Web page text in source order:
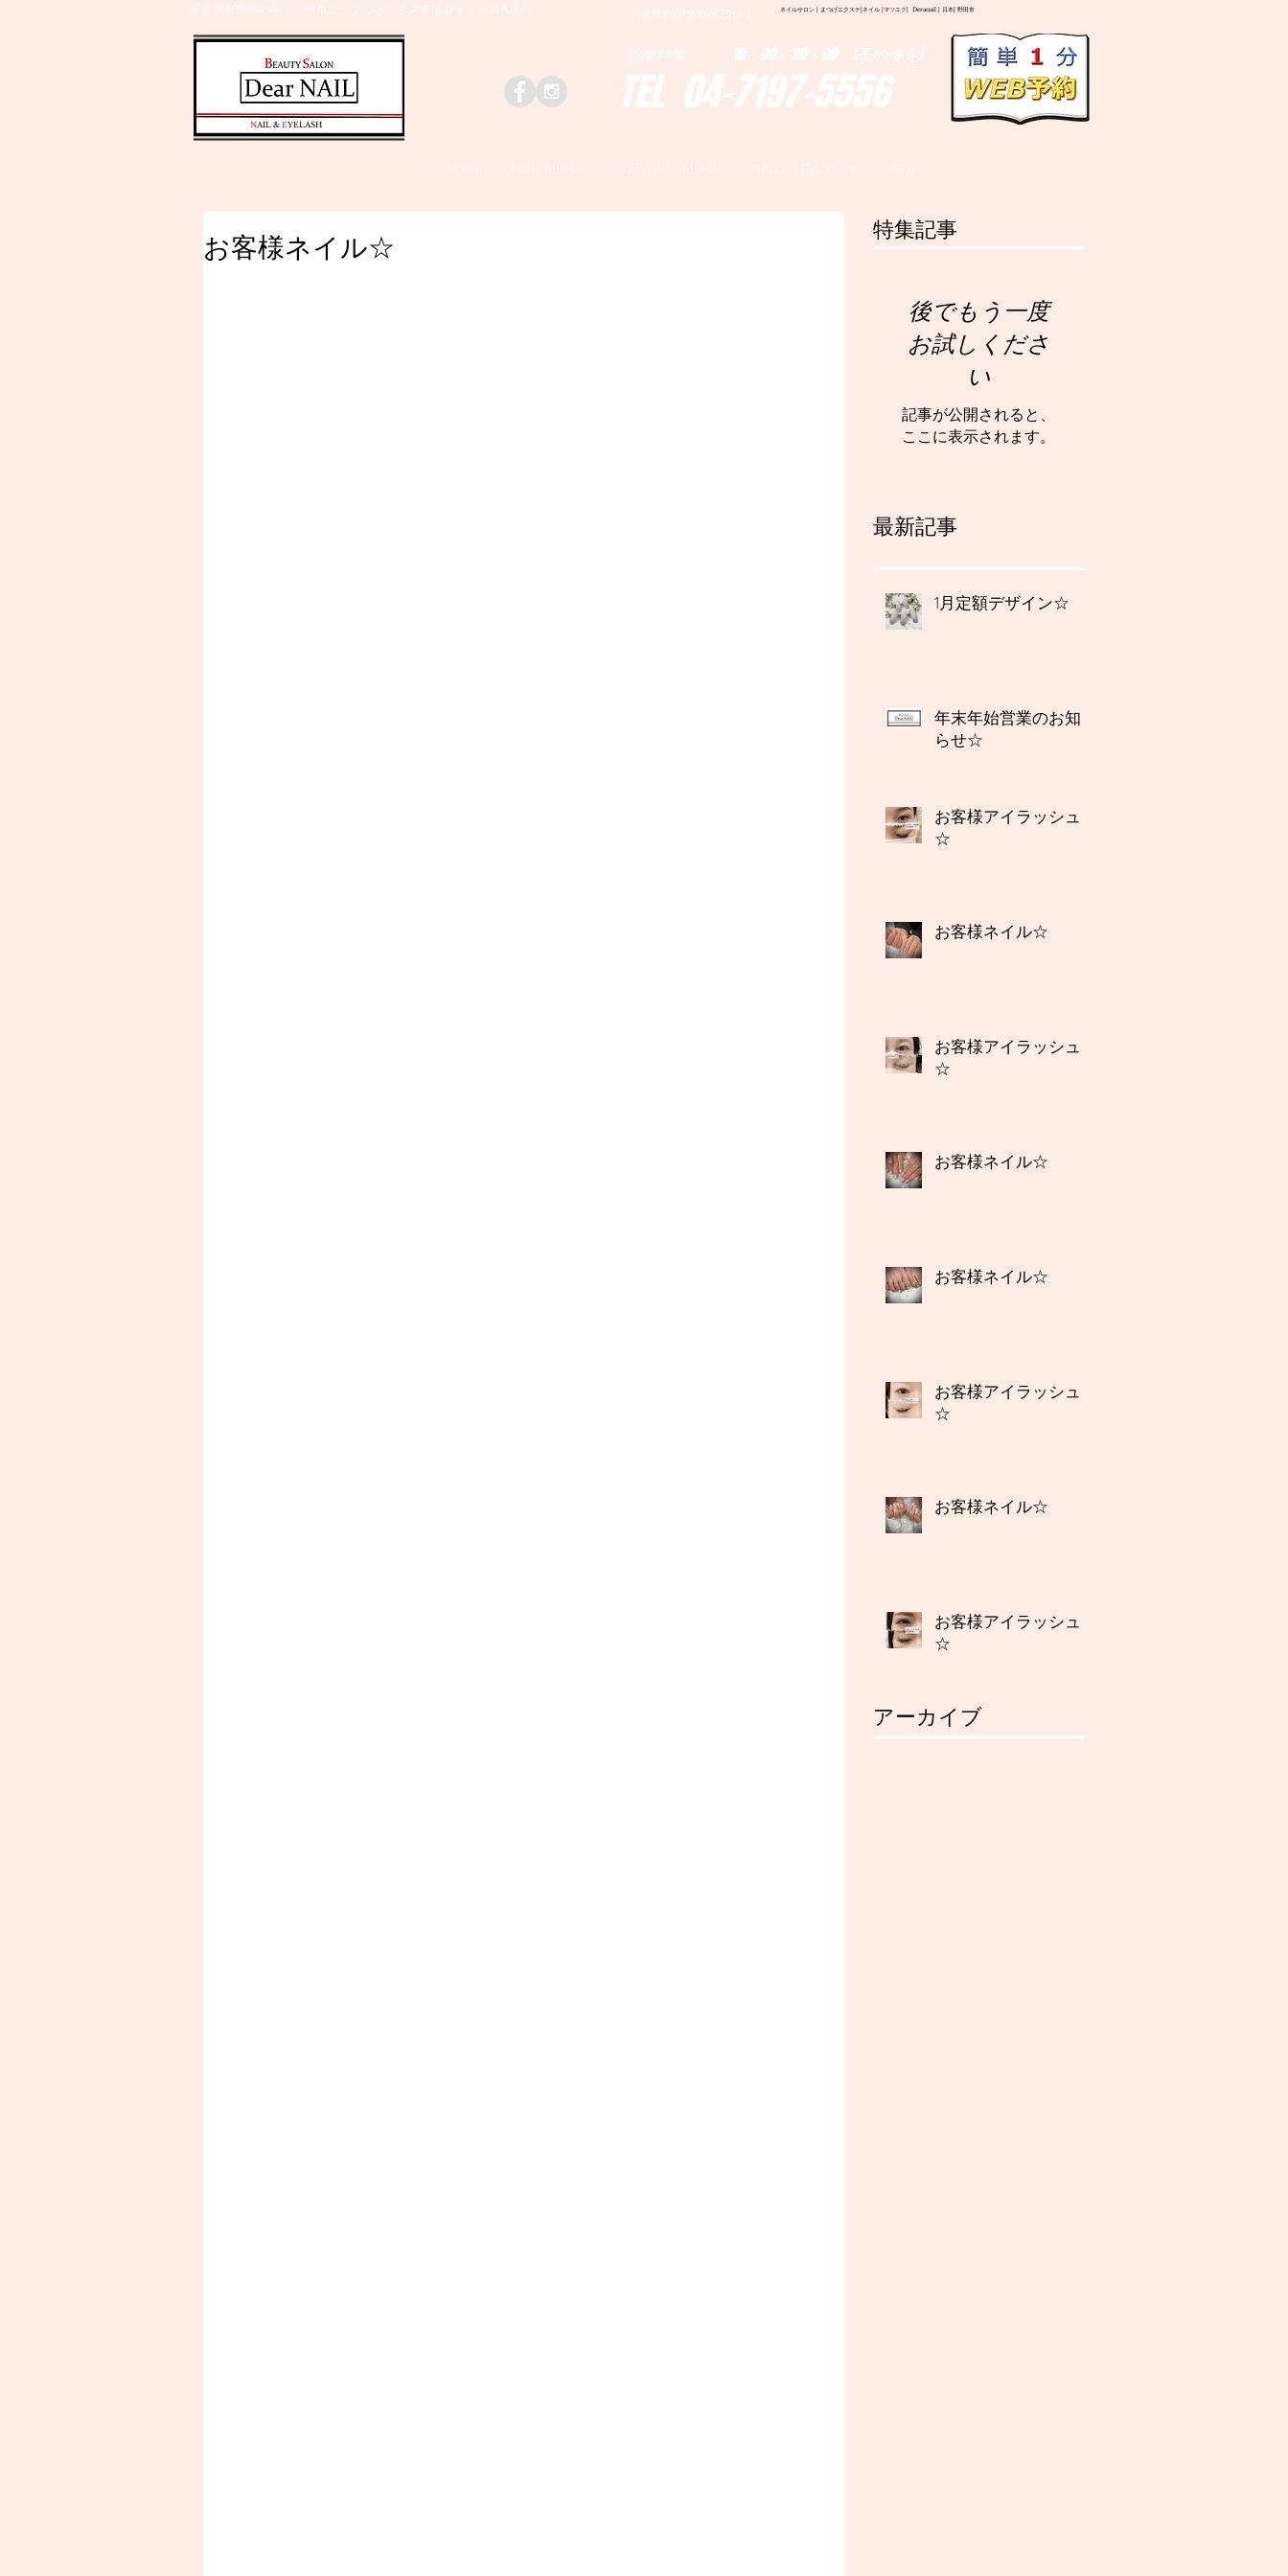
千葉県野田市のネイルサロン、まつげエクステはＤｅａｒＮAILへ ネイルサロン | まつげエクステ|ネイル |マツエク| Deranail | 日本| 野田市
千葉県野田市野田790-1
​NAIL & EYELASH
TEL 04-7197-5556
営業時間 10：00～20：00 (予約優先)
お客様ネイル☆
特集記事
後でもう一度
お試しくださ
い
記事が公開されると、
ここに表示されます。
最新記事
1月定額デザイン☆
年末年始営業のお知
らせ☆
お客様アイラッシュ
☆
お客様ネイル☆
お客様アイラッシュ
☆
お客様ネイル☆
お客様ネイル☆
お客様アイラッシュ
☆
お客様ネイル☆
お客様アイラッシュ
☆
アーカイブ